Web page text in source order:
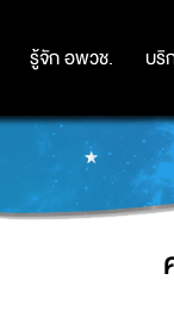
รู้จัก อพวช. บริ
รู้จัก อพวช. บริ